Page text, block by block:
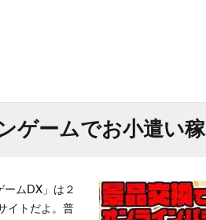
ゲームでお小遣い
ームDX」は２
イトだよ。普